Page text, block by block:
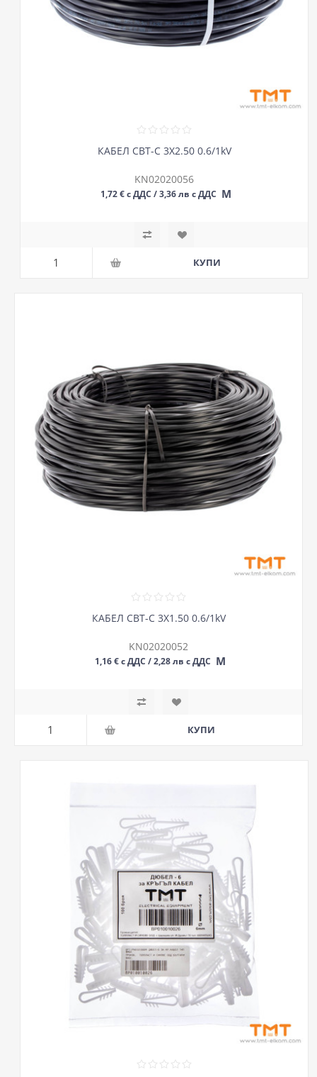
КАБЕЛ СВТ-С 3Х2.50 0.6/1kV
KN02020056
1,72 € с ДДС / 3,36 лв с ДДС М
КАБЕЛ СВТ-С 3Х1.50 0.6/1kV
KN02020052
1,16 € с ДДС / 2,28 лв с ДДС М